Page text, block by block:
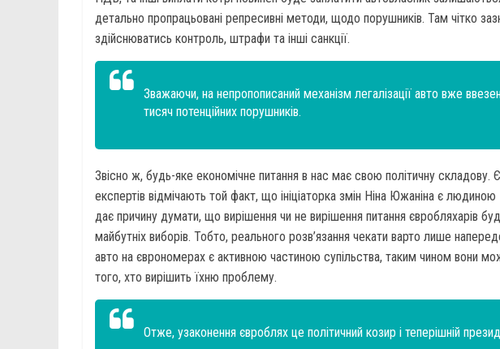
детально пропрацьовані репресивні методи, щодо порушників. Там чітко
здійснюватись контроль, штрафи та інші санкції.
Зважаючи, на непропописаний механізм легалізації авто вже
тисяч потенційних порушників.
Звісно ж, будь-яке економічне питання в нас має свою політичну складову.
експертів відмічають той факт, що ініціаторка змін Ніна Южаніна є
дає причину думати, що вирішення чи не вирішення питання євробляхарів
майбутніх виборів. Тобто, реального розв’язання чекати варто лише
авто на єврономерах є активною частиною супільства, таким чином вони
того, хто вирішить їхню проблему.
Отже, узаконення євроблях це політичний козир і теперішній